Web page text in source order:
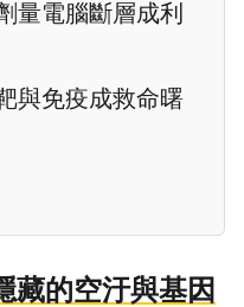
量電腦斷層成利
與免疫成救命曙
藏的空汙與基因